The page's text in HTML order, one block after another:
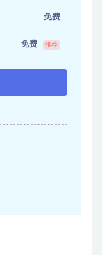
免费
免费 推荐